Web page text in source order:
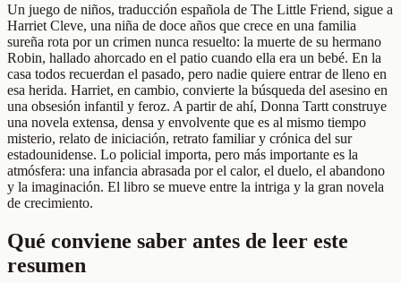
Un juego de niños, traducción española de The Little Friend, sigue a
Harriet Cleve, una niña de doce años que crece en una familia
sureña rota por un crimen nunca resuelto: la muerte de su hermano
Robin, hallado ahorcado en el patio cuando ella era un bebé. En la
casa todos recuerdan el pasado, pero nadie quiere entrar de lleno en
esa herida. Harriet, en cambio, convierte la búsqueda del asesino en
una obsesión infantil y feroz. A partir de ahí, Donna Tartt construye
una novela extensa, densa y envolvente que es al mismo tiempo
misterio, relato de iniciación, retrato familiar y crónica del sur
estadounidense. Lo policial importa, pero más importante es la
atmósfera: una infancia abrasada por el calor, el duelo, el abandono
y la imaginación. El libro se mueve entre la intriga y la gran novela
de crecimiento.
Qué conviene saber antes de leer este
resumen